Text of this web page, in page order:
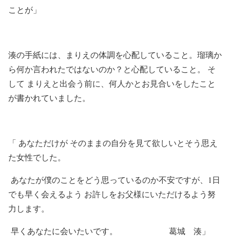
ことが」
湊の手紙には、まりえの体調を心配していること。瑠璃か
ら何か言われたではないのか？と心配していること。 そ
して まりえと出会う前に、何人かとお見合いをしたこと
が書かれていました。
「 あなただけが そのままの自分を見て欲しいとそう思え
た女性でした。
あなたが僕のことをどう思っているのか不安ですが、1日
でも早く会えるよう お許しをお父様にいただけるよう努
力します。
早くあなたに会いたいです。 葛城 湊」